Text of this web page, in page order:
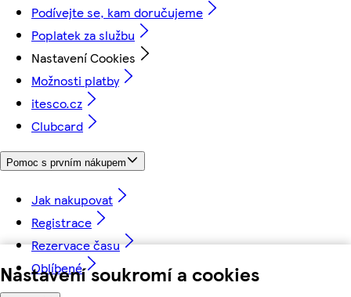
Nastavení soukromí a cookies
Podívejte se, kam doručujeme
Poplatek za službu
Nastavení Cookies
Možnosti platby
itesco.cz
Clubcard
Pomoc s prvním nákupem
Jak nakupovat
Registrace
Rezervace času
Oblíbené